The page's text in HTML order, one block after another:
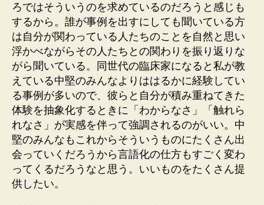
ろではそういうのを求めているのだろうと感じも
するから。誰が事例を出すにしても聞いている方
は自分が関わっている人たちのことを自然と思い
浮かべながらその人たちとの関わりを振り返りな
がら聞いている。同世代の臨床家になると私が教
えている中堅のみんなよりははるかに経験してい
る事例が多いので、彼らと自分が積み重ねてきた
体験を抽象化するときに「わからなさ」「触れら
れなさ」が実感を伴って強調されるのがいい。中
堅のみんなもこれからそういうものにたくさん出
会っていくだろうから言語化の仕方もすごく変わ
ってくるだろうなと思う。いいものをたくさん提
供したい。